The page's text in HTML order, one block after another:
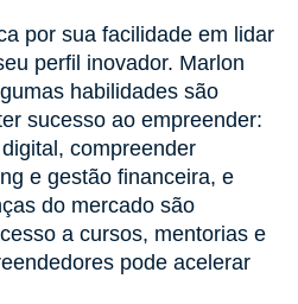
por sua facilidade em lidar
perfil inovador. Marlon
habilidades são
sucesso ao empreender:
compreender
e gestão financeira, e
do mercado são
a cursos, mentorias e
pode acelerar